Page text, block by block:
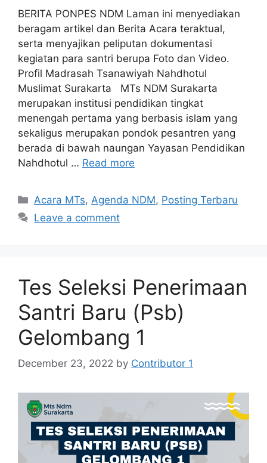
BERITA PONPES NDM Laman ini menyediakan
beragam artikel dan Berita Acara teraktual,
serta menyajikan peliputan dokumentasi
kegiatan para santri berupa Foto dan Video.
Profil Madrasah Tsanawiyah Nahdhotul
Muslimat Surakarta MTs NDM Surakarta
merupakan institusi pendidikan tingkat
menengah pertama yang berbasis islam yang
sekaligus merupakan pondok pesantren yang
berada di bawah naungan Yayasan Pendidikan
Nahdhotul … Read more
Categories
Acara MTs, Agenda NDM, Posting Terbaru
Leave a comment
Tes Seleksi Penerimaan
Santri Baru (Psb)
Gelombang 1
December 23, 2022 by Contributor 1